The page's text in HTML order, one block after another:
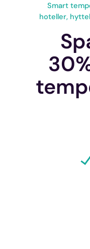
Smart
hoteller,